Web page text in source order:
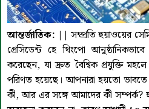
আন্তর্জাতিক: || সম্প্রতি হুয়াওয়ের
প্রেসিডেন্ট হে থিংপো
করেছেন, যা দ্রুত বৈশ্বিক প্রযুক্তি
পরিণত হয়েছে। আপনারা হয়তো
কী, আর এর সঙ্গে আমাদের কী সম্পর্ক?